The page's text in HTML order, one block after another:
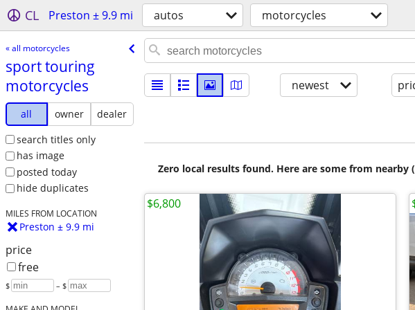
CL Preston ± 9.9 mi autos motorcycles
« all motorcycles
sport touring
motorcycles
all owner
dealer
search titles only
has image
posted today
hide duplicates
MILES FROM LOCATION
Preston ± 9.9 mi
price
free
$ – $
newest
Zero local results found. Here are some from nearby
$6,800